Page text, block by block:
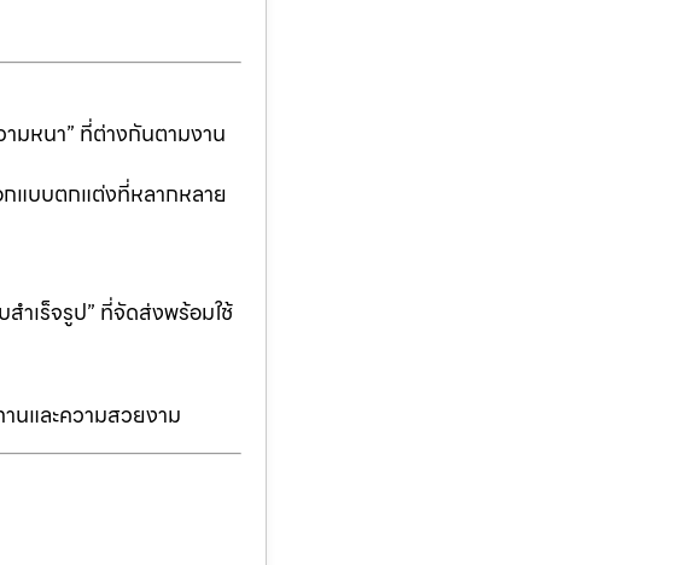
มหนา” ที่ต่างกันตามงาน
กแบบตกแต่งที่หลากหลาย
สำเร็จรูป” ที่จัดส่งพร้อมใช้
นและความสวยงาม